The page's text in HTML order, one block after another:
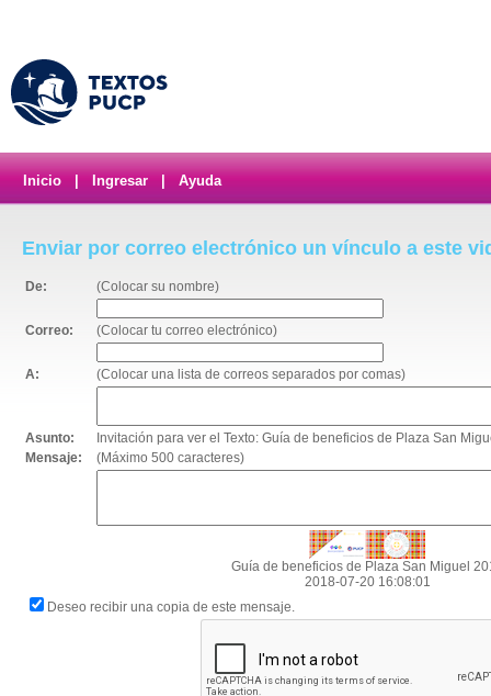
Inicio Ingresar Ayuda
Enviar por correo electrónico un vínculo a este
De: (Colocar su nombre)
Correo: (Colocar tu correo electrónico)
A: (Colocar una lista de correos separados por comas)
Asunto:
Invitación para ver el Texto: Guía de beneficios de Plaza San
Mensaje:
(Máximo 500 caracteres)
Guía de beneficios de Plaza San Miguel
2018-07-20 16:08:01
Deseo recibir una copia de este mensaje.